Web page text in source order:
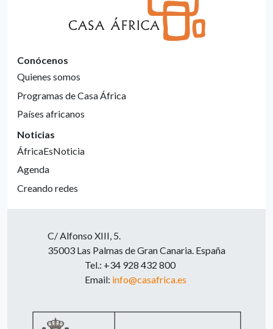
Conócenos
Quienes somos
Programas de Casa África
Países africanos
Noticias
ÁfricaEsNoticia
Agenda
Creando redes
C/ Alfonso XIII, 5.
35003 Las Palmas de Gran Canaria. España
Tel.: +34 928 432 800
Email: info@casafrica.es